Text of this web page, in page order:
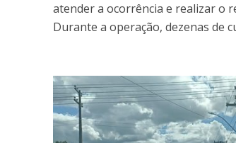
atender a ocorrência e realizar o
Durante a operação, dezenas de